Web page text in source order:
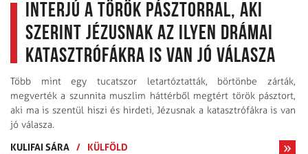
Interjú a török pásztorral, aki
szerint Jézusnak az ilyen drámai
katasztrófákra is van jó válasza
Több mint egy tucatszor letartóztatták, börtönbe zárták,
megverték a szunnita muszlim háttérből megtért török pásztort,
aki ma is szentül hiszi és hirdeti, Jézusnak a katasztrófákra is van
jó válasza.
KULIFAI SÁRA / KÜLFÖLD